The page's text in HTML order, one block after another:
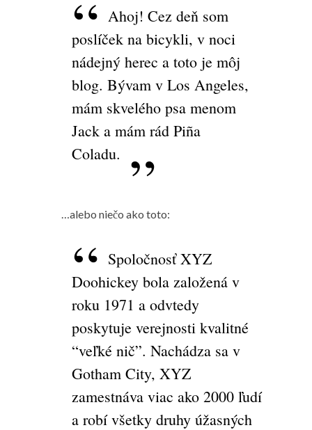
Ahoj! Cez deň som
poslíček na bicykli, v noci
nádejný herec a toto je môj
blog. Bývam v Los Angeles,
mám skvelého psa menom
Jack a mám rád Piña
Coladu.
…alebo niečo ako toto:
Spoločnosť XYZ
Doohickey bola založená v
roku 1971 a odvtedy
poskytuje verejnosti kvalitné
“veľké nič”. Nachádza sa v
Gotham City, XYZ
zamestnáva viac ako 2000 ľudí
a robí všetky druhy úžasných